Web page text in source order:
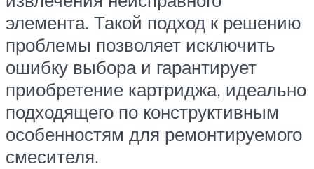
элемента. Такой подход к решению
проблемы позволяет исключить
ошибку выбора и гарантирует
приобретение картриджа, идеально
подходящего по конструктивным
особенностям для ремонтируемого
смесителя.